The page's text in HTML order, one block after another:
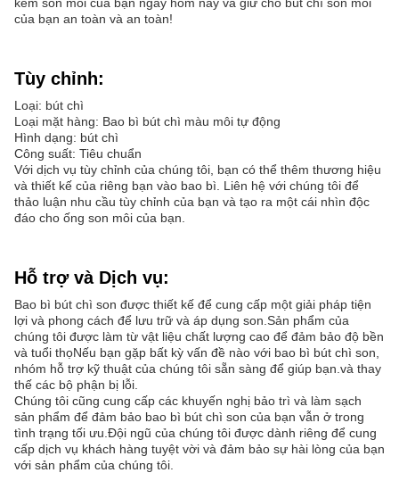
của bạn an toàn và an toàn!
Tùy chỉnh:
Loại: bút chì
Loại mặt hàng: Bao bì bút chì màu môi tự động
Hình dạng: bút chì
Công suất: Tiêu chuẩn
Với dịch vụ tùy chỉnh của chúng tôi, bạn có thể thêm thương hiệu
và thiết kế của riêng bạn vào bao bì. Liên hệ với chúng tôi để
thảo luận nhu cầu tùy chỉnh của bạn và tạo ra một cái nhìn độc
đáo cho ống son môi của bạn.
Hỗ trợ và Dịch vụ:
Bao bì bút chì son được thiết kế để cung cấp một giải pháp tiện
lợi và phong cách để lưu trữ và áp dụng son.Sản phẩm của
chúng tôi được làm từ vật liệu chất lượng cao để đảm bảo độ bền
và tuổi thọNếu bạn gặp bất kỳ vấn đề nào với bao bì bút chì son,
nhóm hỗ trợ kỹ thuật của chúng tôi sẵn sàng để giúp bạn.và thay
thế các bộ phận bị lỗi.
Chúng tôi cũng cung cấp các khuyến nghị bảo trì và làm sạch
sản phẩm để đảm bảo bao bì bút chì son của bạn vẫn ở trong
tình trạng tối ưu.Đội ngũ của chúng tôi được dành riêng để cung
cấp dịch vụ khách hàng tuyệt vời và đảm bảo sự hài lòng của bạn
với sản phẩm của chúng tôi.